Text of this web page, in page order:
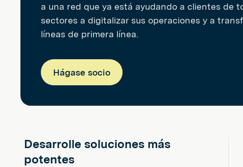
a una red que ya está ayudando a clientes de
sectores a digitalizar sus operaciones y a
líneas de primera línea.
Hágase socio
Desarrolle soluciones más
potentes